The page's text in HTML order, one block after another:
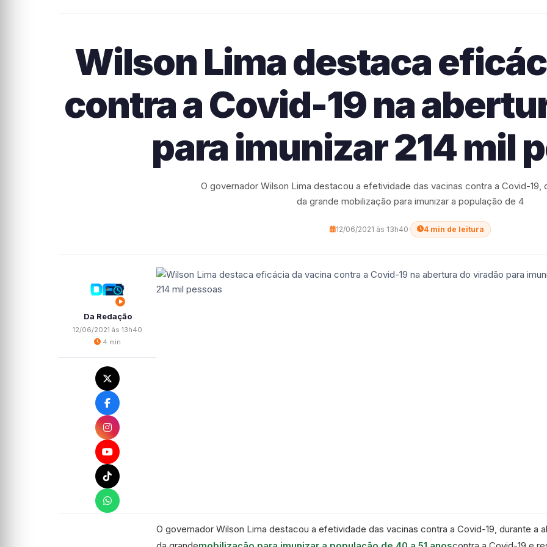
Wilson Lima destaca
contra a Covid-19 na
para imunizar 214 mil
O governador Wilson Lima destacou a efetividade das vacinas contra a Covid-19,
da grande mobilização para imunizar a população de 4
12/06/2021 às 13h40· 4 min de leitura
Da Redação
12/06/2021 às 13h40
4 min
O governador Wilson Lima destacou a efetividade das vacinas contra a Covid-19, durante a